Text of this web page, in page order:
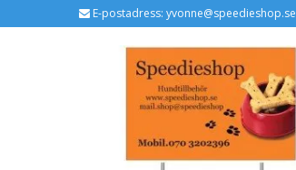
E-postadress: yvonne@speedieshop.se